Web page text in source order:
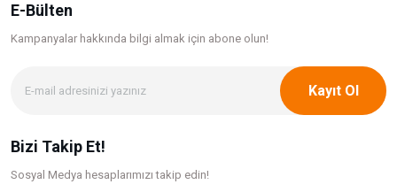
E-Bülten
Kampanyalar hakkında bilgi almak için abone olun!
Kayıt Ol
Bizi Takip Et!
Sosyal Medya hesaplarımızı takip edin!